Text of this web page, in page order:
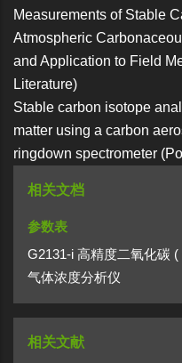
Measurements of Stable
Atmospheric
and Application to Field
Literature)
Stable carbon isotope
matter using a carbon
ringdown spectrometer
相关文档
参数表
G2131-i 高精度二氧化碳
气体浓度分析仪
相关文献